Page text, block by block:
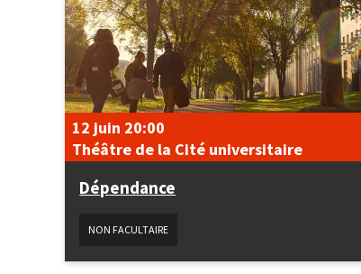
Dépendance
12 juin 20:00
Théâtre de la Cité universitaire
NON FACULTAIRE